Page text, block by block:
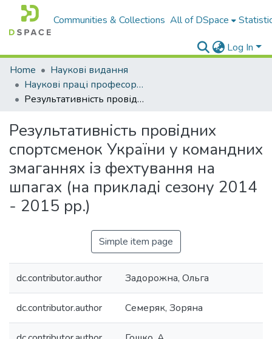
Communities & Collections All of DSpace
Log In
Home
Наукові видання
Наукові праці професорсько-викладацького складу ЛДУФК
Результативність провідних спортсменок України у командних змаганнях із фехтування на шпагах (на прикладі сезону 2014 - 2015 рр.)
Результативність провідних
спортсменок України у командних
змаганнях із фехтування на
шпагах (на прикладі сезону 2014
- 2015 рр.)
Simple item page
dc.contributor.author Задорожна, Ольга
dc.contributor.author Семеряк, Зоряна